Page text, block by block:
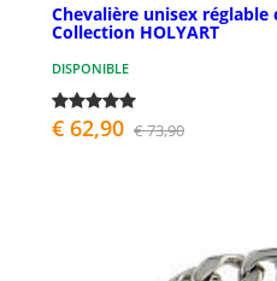
Chevalière unisex
Collection HOLYART
DISPONIBLE
€ 62,90 € 73,90